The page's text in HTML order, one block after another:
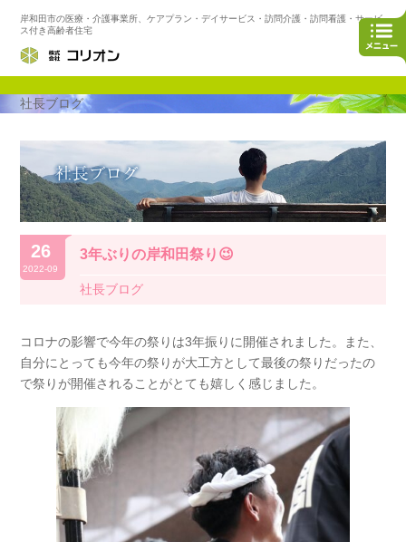
岸和田市の医療・介護事業所、ケアプラン・デイサービス・訪問介護・訪問看護・サービ
ス付き高齢者住宅
社長ブログ
26
2022-09
3年ぶりの岸和田祭り😉
社長ブログ
コロナの影響で今年の祭りは3年振りに開催されました。また、
自分にとっても今年の祭りが大工方として最後の祭りだったの
で祭りが開催されることがとても嬉しく感じました。